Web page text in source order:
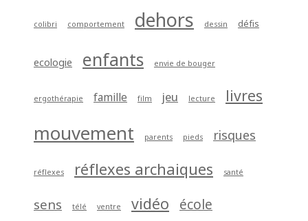
colibri comportement dehors dessin défis
ecologie enfants envie de bouger
ergothérapie famille film jeu lecture livres
mouvement parents pieds risques
réflexes réflexes archaiques santé
sens télé ventre vidéo école